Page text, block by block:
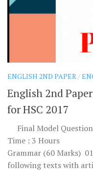
ENGLISH 2ND PAPER/
English 2nd
for HSC 2017
Final Model Question
Time : 3 Hours
Grammar (60 Marks)
following texts with